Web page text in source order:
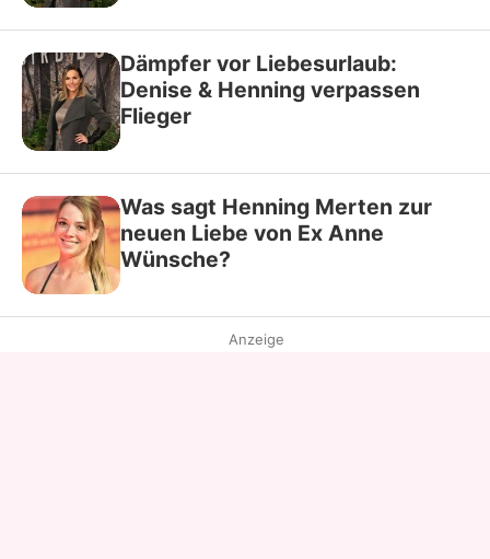
Dämpfer vor Liebesurlaub:
Denise & Henning verpassen
Flieger
Was sagt Henning Merten zur
neuen Liebe von Ex Anne
Wünsche?
Anzeige